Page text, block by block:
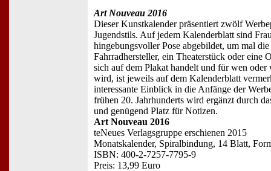
Art Nouveau 2016
Dieser Kunstkalender präsentiert zwölf
Jugendstils. Auf jedem Kalenderblatt sind
hingebungsvoller Pose abgebildet, um mal
Fahrradhersteller, ein Theaterstück oder eine
sich auf dem Plakat handelt und für wen
wird, ist jeweils auf dem Kalenderblatt
interessante Einblick in die Anfänge der
frühen 20. Jahrhunderts wird ergänzt durch
und genügend Platz für Notizen.
Art Nouveau 2016
teNeues Verlagsgruppe erschienen 2015
Monatskalender, Spiralbindung, 14 Blatt,
ISBN: 400-2-7257-7795-9
Preis: 13,99 Euro